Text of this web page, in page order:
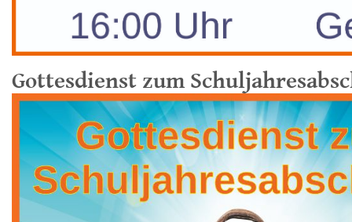
Gottesdienst zum